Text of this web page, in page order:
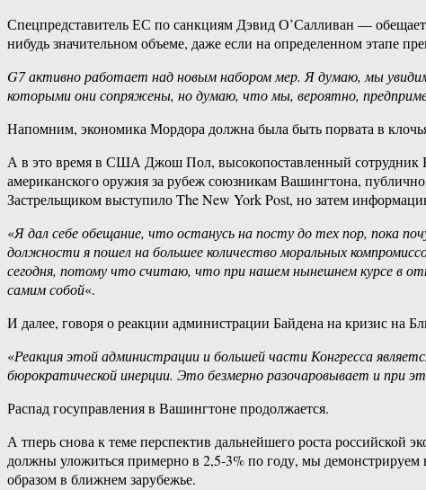
Спецпредставитель ЕС по санкциям Дэвид О’Салливан — обещает
нибудь значительном объеме, даже если на определенном этапе
G7 активно работает над новым набором мер. Я думаю, мы
которыми они сопряжены, но думаю, что мы, вероятно,
Напомним, экономика Мордора должна была быть порвата в
А в это время в США Джош Пол, высокопоставленный сотрудник
американского оружия за рубеж союзникам Вашингтона,
Застрельщиком выступило The New York Post, но затем
«Я дал себе обещание, что останусь на посту до тех пор, пока
должности я пошел на большее количество моральных
сегодня, потому что считаю, что при нашем нынешнем курсе в
самим собой«.
И далее, говоря о реакции администрации Байдена на кризис на
«Реакция этой администрации и большей части Конгресса
бюрократической инерции. Это безмерно разочаровывает и при
Распад госуправления в Вашингтоне продолжается.
А тперь снова к теме перспектив дальнейшего роста
должны уложиться примерно в 2,5-3% по году, мы демонстрируем
образом в ближнем зарубежье.